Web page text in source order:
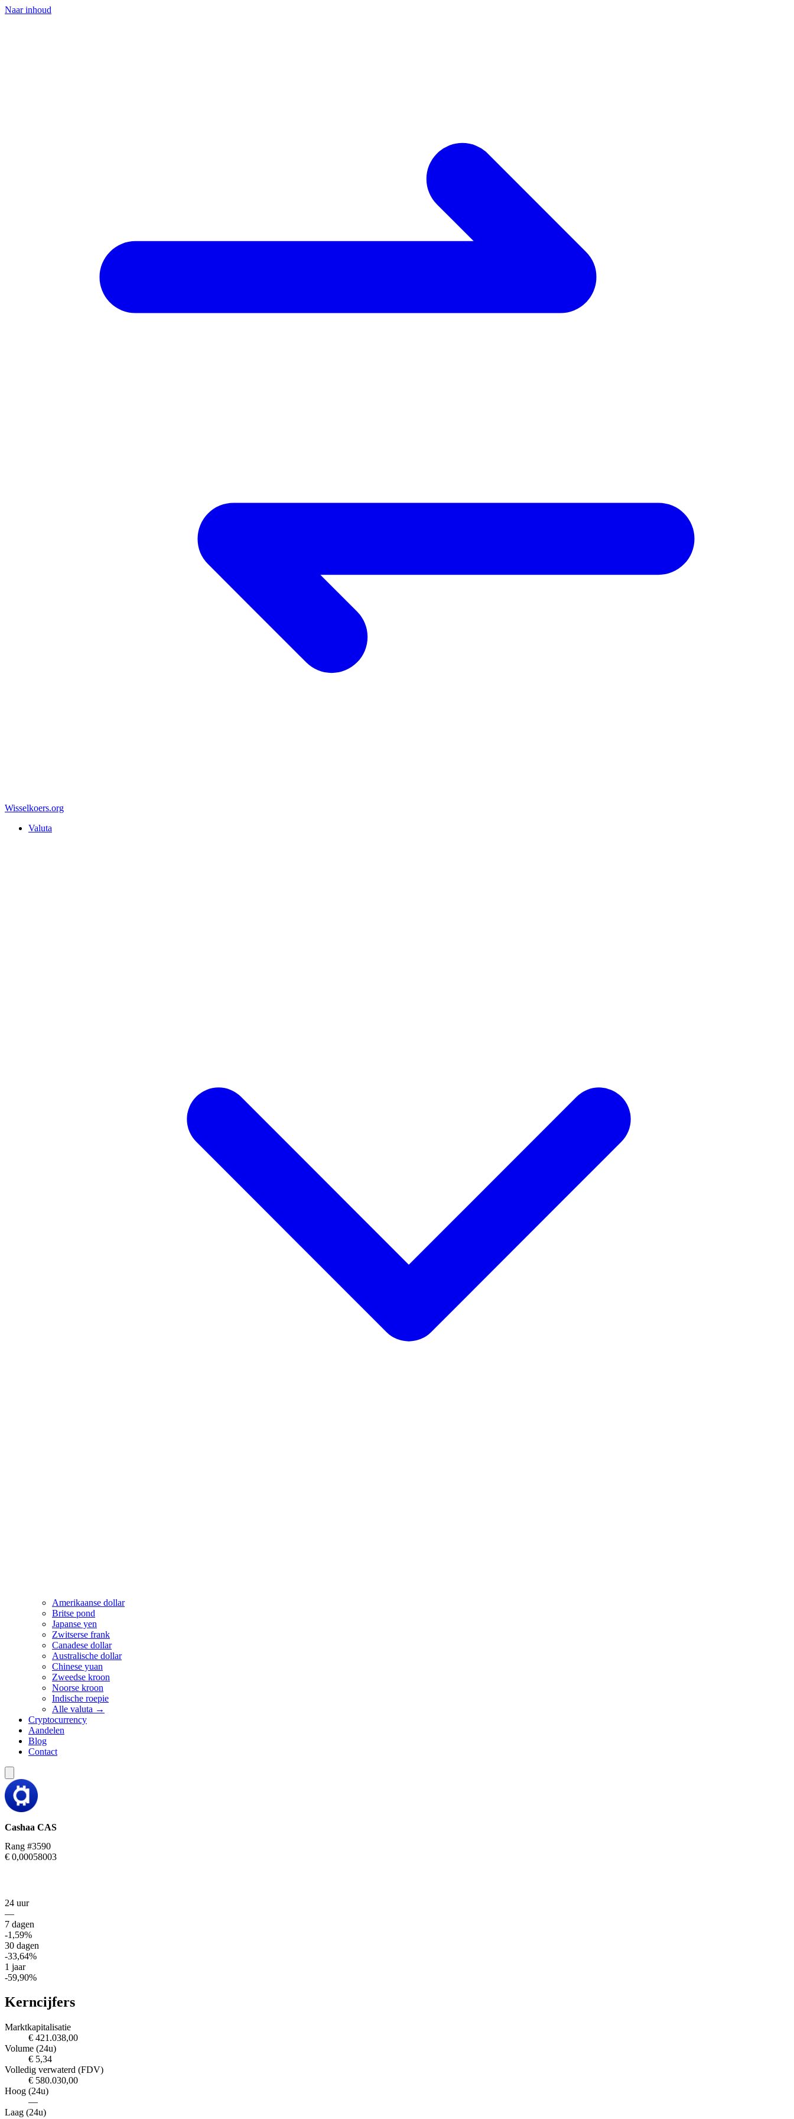
Naar inhoud
Wisselkoers.org
Valuta
Amerikaanse dollar
Britse pond
Japanse yen
Zwitserse frank
Canadese dollar
Australische dollar
Chinese yuan
Zweedse kroon
Noorse kroon
Indische roepie
Alle valuta →
Cryptocurrency
Aandelen
Blog
Contact
Cashaa CAS
Rang #3590
€ 0,00058003
24 uur
—
7 dagen
-1,59%
30 dagen
-33,64%
1 jaar
-59,90%
Kerncijfers
Marktkapitalisatie
€ 421.038,00
Volume (24u)
€ 5,34
Volledig verwaterd (FDV)
€ 580.030,00
Hoog (24u)
—
Laag (24u)